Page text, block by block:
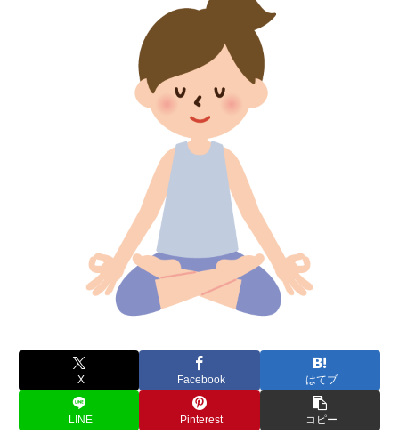
X Facebook はてブ
LINE Pinterest コピー